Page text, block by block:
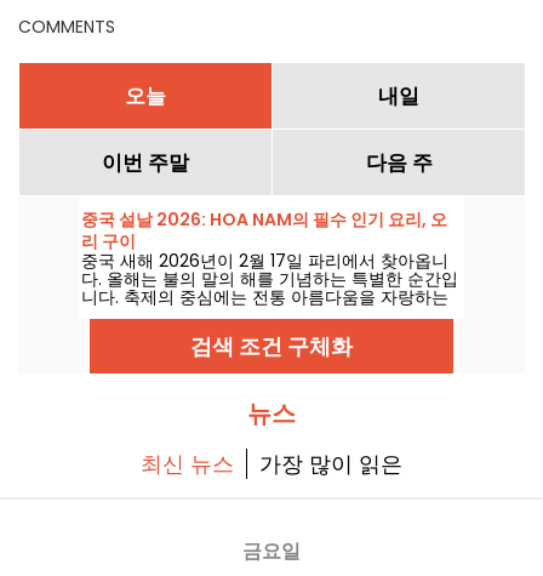
COMMENTS
오늘 내일
이번 주말 다음 주
중국 설날 2026: HOA NAM의 필수 인기 요리, 오
리 구이
중국 새해 2026년이 2월 17일 파리에서 찾아옵니
다. 올해는 불의 말의 해를 기념하는 특별한 순간입
니다. 축제의 중심에는 전통 아름다움을 자랑하는
베이징덕이 빠질 수 없습니다. 이 특별한 음식을 제
대로 경험하고 싶다면, 아시아 맛의 명소인 Hoa
Nam으로 발걸음을 옮겨보세요.
검색 조건 구체화
뉴스
최신 뉴스 가장 많이 읽은
금요일